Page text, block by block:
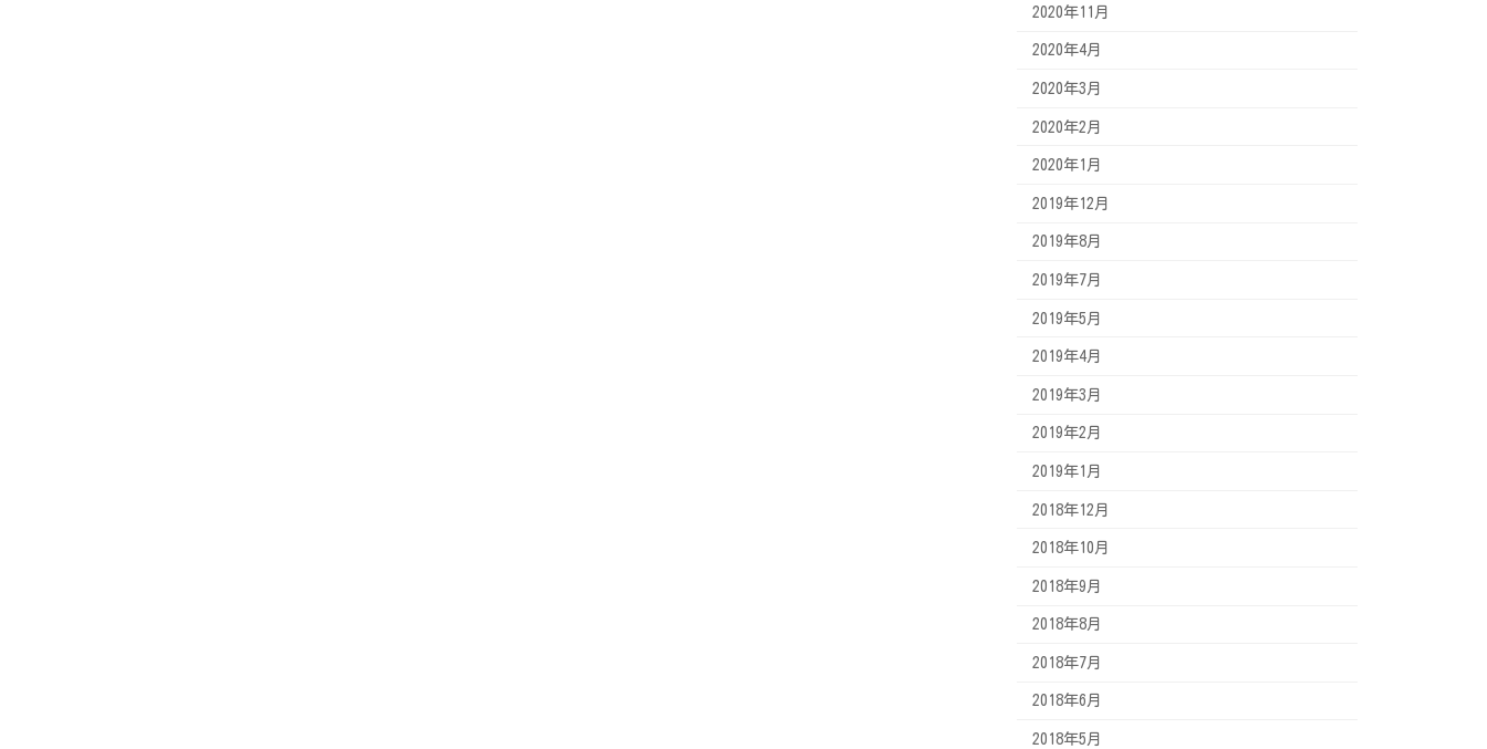
2020年11月
2020年4月
2020年3月
2020年2月
2020年1月
2019年12月
2019年8月
2019年7月
2019年5月
2019年4月
2019年3月
2019年2月
2019年1月
2018年12月
2018年10月
2018年9月
2018年8月
2018年7月
2018年6月
2018年5月